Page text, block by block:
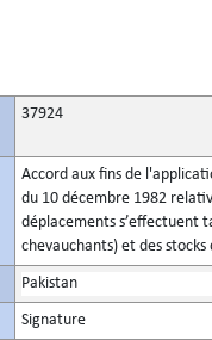
37924
Accord aux fins de
du 10 décembre 1982
déplacements s’effectuent
chevauchants) et des
Pakistan
Signature